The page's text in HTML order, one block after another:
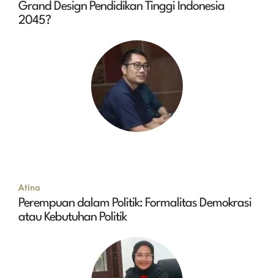
Grand Design Pendidikan Tinggi Indonesia
2045?
Atina
Perempuan dalam Politik: Formalitas Demokrasi
atau Kebutuhan Politik